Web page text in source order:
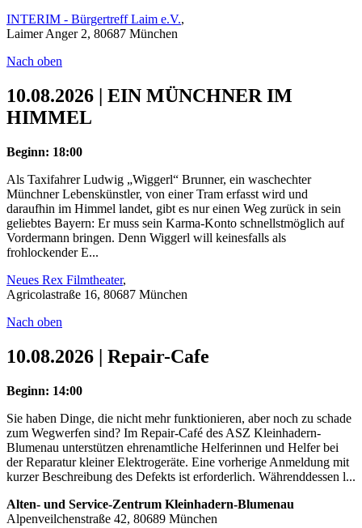
INTERIM - Bürgertreff Laim e.V.,
Laimer Anger 2, 80687 München
Nach oben
10.08.2026 | EIN MÜNCHNER IM
HIMMEL
Beginn: 18:00
Als Taxifahrer Ludwig „Wiggerl“ Brunner, ein waschechter
Münchner Lebenskünstler, von einer Tram erfasst wird und
daraufhin im Himmel landet, gibt es nur einen Weg zurück in sein
geliebtes Bayern: Er muss sein Karma-Konto schnellstmöglich auf
Vordermann bringen. Denn Wiggerl will keinesfalls als
frohlockender E...
Neues Rex Filmtheater,
Agricolastraße 16, 80687 München
Nach oben
10.08.2026 | Repair-Cafe
Beginn: 14:00
Sie haben Dinge, die nicht mehr funktionieren, aber noch zu schade
zum Wegwerfen sind? Im Repair-Café des ASZ Kleinhadern-
Blumenau unterstützen ehrenamtliche Helferinnen und Helfer bei
der Reparatur kleiner Elektrogeräte. Eine vorherige Anmeldung mit
kurzer Beschreibung des Defekts ist erforderlich. Währenddessen l...
Alten- und Service-Zentrum Kleinhadern-Blumenau
Alpenveilchenstraße 42, 80689 München